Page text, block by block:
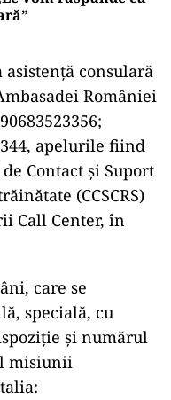
consulară
României
apelurile fiind
Contact şi Suport
(CCSCRS)
Call Center, în
care se
specială, cu
şi numărul
misiunii